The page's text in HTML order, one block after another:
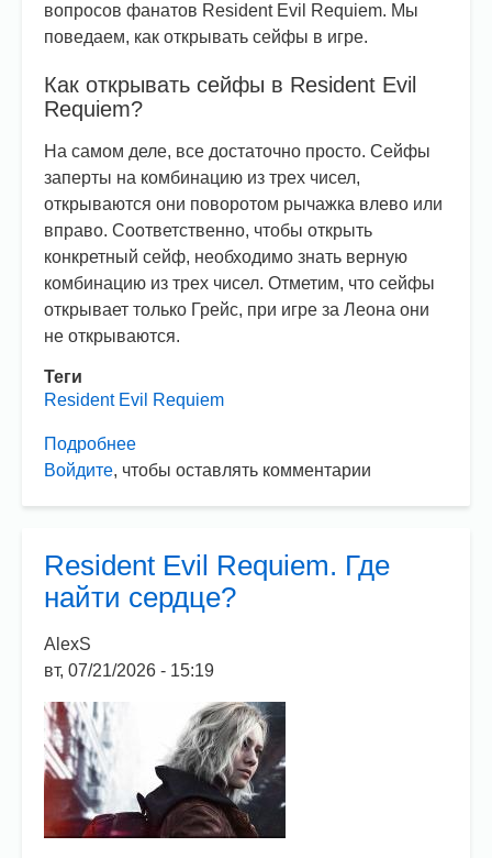
вопросов фанатов Resident Evil Requiem. Мы
поведаем, как открывать сейфы в игре.
Как открывать сейфы в Resident Evil
Requiem?
На самом деле, все достаточно просто. Сейфы
заперты на комбинацию из трех чисел,
открываются они поворотом рычажка влево или
вправо. Соответственно, чтобы открыть
конкретный сейф, необходимо знать верную
комбинацию из трех чисел. Отметим, что сейфы
открывает только Грейс, при игре за Леона они
не открываются.
Теги
Resident Evil Requiem
Подробнее
Resident
открыть
сейф?
Войдите, чтобы оставлять комментарии
Resident Evil Requiem. Где
найти сердце?
AlexS
вт, 07/21/2026 - 15:19